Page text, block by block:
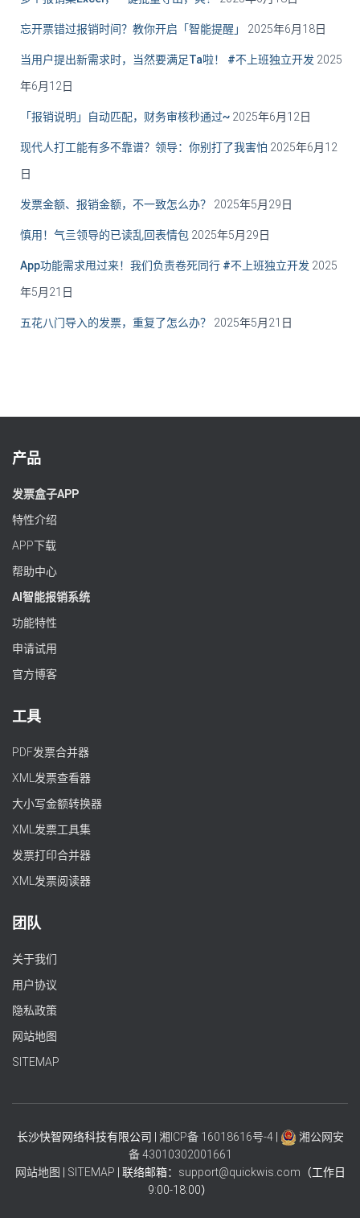
忘开票错过报销时间？教你开启「智能提醒」 2025年6月18日
当用户提出新需求时，当然要满足Ta啦！ #不上班独立开发 2025
年6月12日
「报销说明」自动匹配，财务审核秒通过~ 2025年6月12日
现代人打工能有多不靠谱？领导：你别打了我害怕 2025年6月12
日
发票金额、报销金额，不一致怎么办？ 2025年5月29日
慎用！气亖领导的已读乱回表情包 2025年5月29日
App功能需求甩过来！我们负责卷死同行 #不上班独立开发 2025
年5月21日
五花八门导入的发票，重复了怎么办？ 2025年5月21日
产品
发票盒子APP
特性介绍
APP下载
帮助中心
AI智能报销系统
功能特性
申请试用
官方博客
工具
PDF发票合并器
XML发票查看器
大小写金额转换器
XML发票工具集
发票打印合并器
XML发票阅读器
团队
关于我们
用户协议
隐私政策
网站地图
SITEMAP
长沙快智网络科技有限公司 | 湘ICP备 16018616号-4|
湘公网安
备 43010302001661
网站地图
SITEMAP | 联络邮箱： support@quickwis.com （工作日
9:00-18:00）